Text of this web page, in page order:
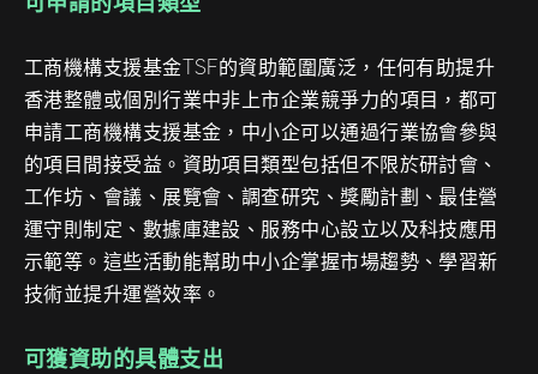
工商機構支援基金TSF的資助範圍廣泛，任何有助提升
香港整體或個別行業中非上市企業競爭力的項目，都可
申請工商機構支援基金，中小企可以通過行業協會參與
的項目間接受益。資助項目類型包括但不限於研討會、
工作坊、會議、展覽會、調查研究、獎勵計劃、最佳營
運守則制定、數據庫建設、服務中心設立以及科技應用
示範等。這些活動能幫助中小企掌握市場趨勢、學習新
技術並提升運營效率。
可獲資助的具體支出